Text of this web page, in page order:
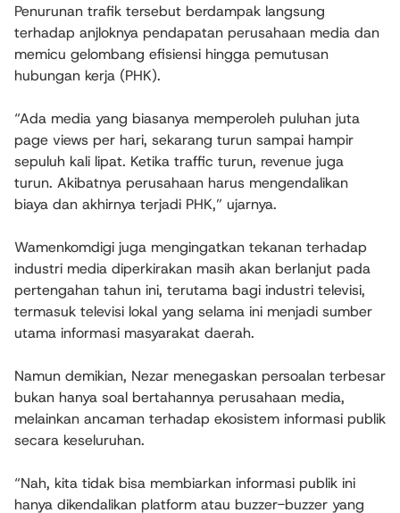
Penurunan trafik tersebut berdampak langsung
terhadap anjloknya pendapatan perusahaan media dan
memicu gelombang efisiensi hingga pemutusan
hubungan kerja (PHK).
“Ada media yang biasanya memperoleh puluhan juta
page views per hari, sekarang turun sampai hampir
sepuluh kali lipat. Ketika traffic turun, revenue juga
turun. Akibatnya perusahaan harus mengendalikan
biaya dan akhirnya terjadi PHK,” ujarnya.
Wamenkomdigi juga mengingatkan tekanan terhadap
industri media diperkirakan masih akan berlanjut pada
pertengahan tahun ini, terutama bagi industri televisi,
termasuk televisi lokal yang selama ini menjadi sumber
utama informasi masyarakat daerah.
Namun demikian, Nezar menegaskan persoalan terbesar
bukan hanya soal bertahannya perusahaan media,
melainkan ancaman terhadap ekosistem informasi publik
secara keseluruhan.
“Nah, kita tidak bisa membiarkan informasi publik ini
hanya dikendalikan platform atau buzzer-buzzer yang